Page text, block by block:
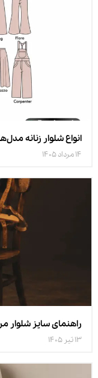
انواع شلوار زنانه
14 مرداد 1405
راهنمای سایز شلوار
13 تیر 1405